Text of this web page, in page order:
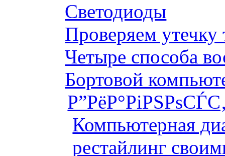
Светодиоды
Проверяем утечку
Четыре способа
Бортовой
Компьютерная
рестайлинг